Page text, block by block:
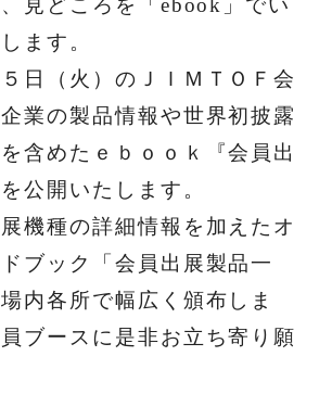
会員ログイン
内 会員名簿
見どころを「ebook」でい
ます。
日（火）のＪＩＭＴＯＦ会
業の製品情報や世界初披露
含めたｅｂｏｏｋ『会員出
公開いたします。
機種の詳細情報を加えたオ
ブック「会員出展製品一
内各所で幅広く頒布しま
ブースに是非お立ち寄り願